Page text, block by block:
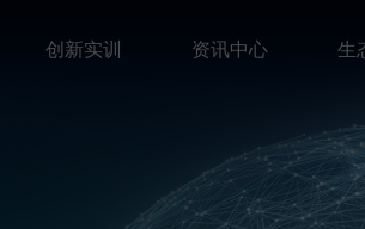
创新实训 资讯中心 生